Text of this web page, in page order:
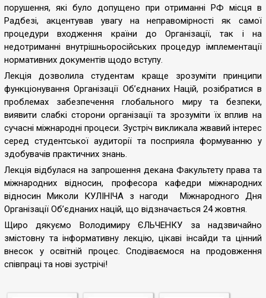
порушення, які було допущено при отриманні РФ місця в
Радбезі, акцентував увагу на неправомірності як самої
процедури входження країни до Організації, так і на
недотриманні внутрішньоросійських процедур імплементації
нормативних документів щодо вступу.
Лекція дозволила студентам краще зрозуміти принципи
функціонування Організації Об’єднаних Націй, розібратися в
проблемах забезпечення глобального миру та безпеки,
виявити слабкі сторони організації та зрозуміти їх вплив на
сучасні міжнародні процеси. Зустріч викликала жвавий інтерес
серед студентської аудиторії та посприяла формуванню у
здобувачів практичних знань.
Лекція відбулася на запрошення декана Факультету права та
міжнародних відносин, професора кафедри міжнародних
відносин Миколи КУЛІНІЧА з нагоди Міжнародного Дня
Організації Об’єднаних націй, що відзначається 24 жовтня.
Щиро дякуємо Володимиру ЄЛЬЧЕНКУ за надзвичайно
змістовну та інформативну лекцію, цікаві інсайди та цінний
внесок у освітній процес. Сподіваємося на продовження
співпраці та нові зустрічі!